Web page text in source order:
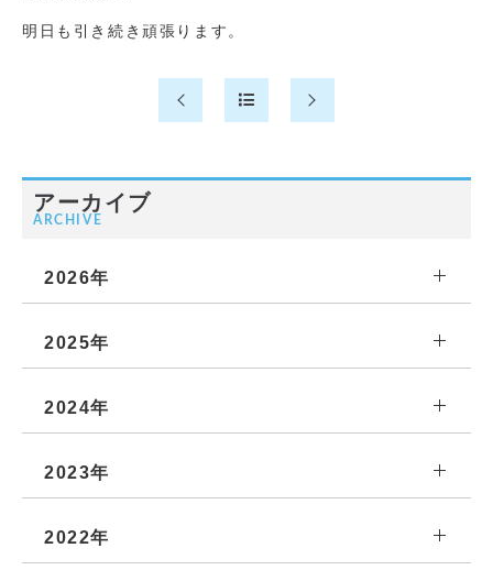
明日も引き続き頑張ります。
アーカイブ
ARCHIVE
2026年
2025年
2024年
2023年
2022年